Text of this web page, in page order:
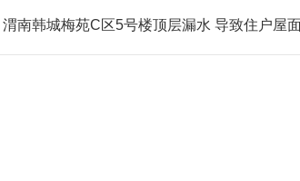
渭南韩城梅苑C区5号楼顶层漏水 导致住户屋面被